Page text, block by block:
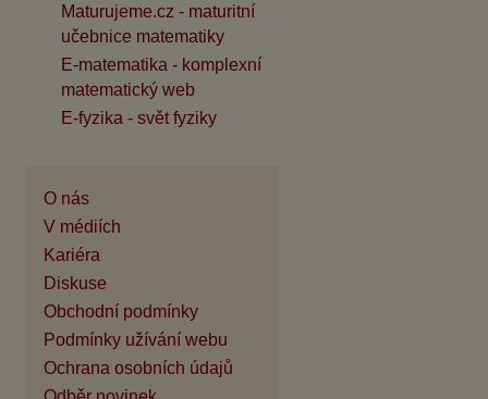
Maturujeme.cz - maturitní
učebnice matematiky
E-matematika - komplexní
matematický web
E-fyzika - svět fyziky
O nás
V médiích
Kariéra
Diskuse
Obchodní podmínky
Podmínky užívání webu
Ochrana osobních údajů